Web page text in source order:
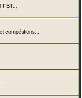
compétitions...